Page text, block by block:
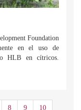
Foundation
en el uso de
HLB en cítricos.
8 9 10